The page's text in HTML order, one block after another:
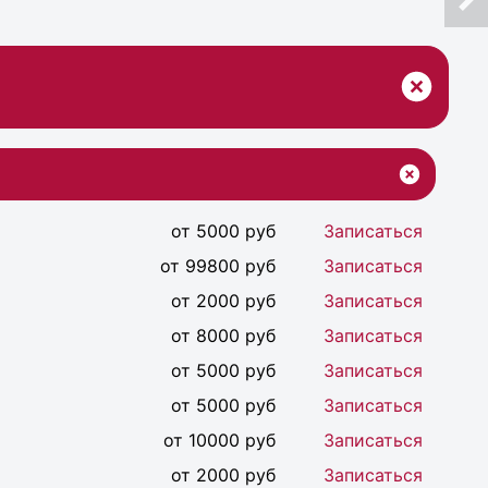
от 5000 руб
Записаться
от 99800 руб
Записаться
от 2000 руб
Записаться
от 8000 руб
Записаться
от 5000 руб
Записаться
от 5000 руб
Записаться
от 10000 руб
Записаться
от 2000 руб
Записаться